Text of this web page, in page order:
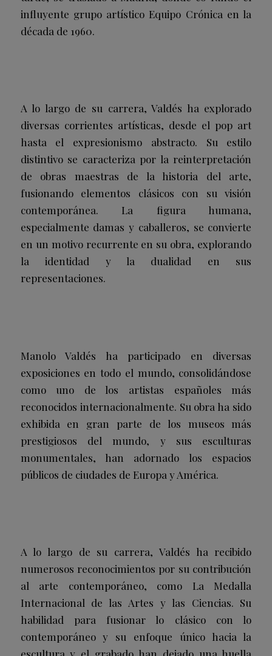
influyente grupo artístico Equipo Crónica en la
década de 1960.
A lo largo de su carrera, Valdés ha explorado
diversas corrientes artísticas, desde el pop art
hasta el expresionismo abstracto. Su estilo
distintivo se caracteriza por la reinterpretación
de obras maestras de la historia del arte,
fusionando elementos clásicos con su visión
contemporánea. La figura humana,
especialmente damas y caballeros, se convierte
en un motivo recurrente en su obra, explorando
la identidad y la dualidad en sus
representaciones.
Manolo Valdés ha participado en diversas
exposiciones en todo el mundo, consolidándose
como uno de los artistas españoles más
reconocidos internacionalmente. Su obra ha sido
exhibida en gran parte de los museos más
prestigiosos del mundo, y sus esculturas
monumentales, han adornado los espacios
públicos de ciudades de Europa y América.
A lo largo de su carrera, Valdés ha recibido
numerosos reconocimientos por su contribución
al arte contemporáneo, como La Medalla
Internacional de las Artes y las Ciencias. Su
habilidad para fusionar lo clásico con lo
contemporáneo y su enfoque único hacia la